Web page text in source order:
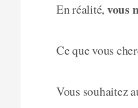
En réalité,vous
Ce que vous
Vous souhaitez